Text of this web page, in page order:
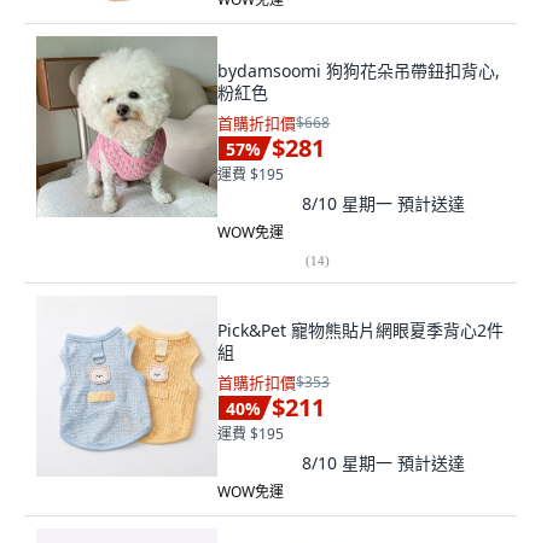
bydamsoomi 狗狗花朵吊帶鈕扣背心,
粉紅色
首購折扣價$668
57% $281
運費 $195
8/10 星期一 預計送達
WOW免運
(14)
Pick&Pet 寵物熊貼片網眼夏季背心2件
組
首購折扣價$353
40% $211
運費 $195
8/10 星期一 預計送達
WOW免運